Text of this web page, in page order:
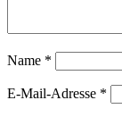
Name *
E-Mail-Adresse *